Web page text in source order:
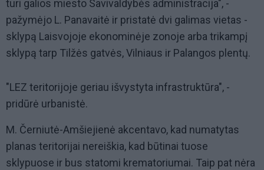
turi galios miesto Savivaldybės administracija", -
pažymėjo L. Panavaitė ir pristatė dvi galimas vietas -
sklypą Laisvojoje ekonominėje zonoje arba trikampį
sklypą tarp Tilžės gatvės, Vilniaus ir Palangos plentų.
"LEZ teritorijoje geriau išvystyta infrastruktūra", -
pridūrė urbanistė.
M. Černiutė-Amšiejienė akcentavo, kad numatytas
planas teritorijai nereiškia, kad būtinai tuose
sklypuose ir bus statomi krematoriumai. Taip pat nėra